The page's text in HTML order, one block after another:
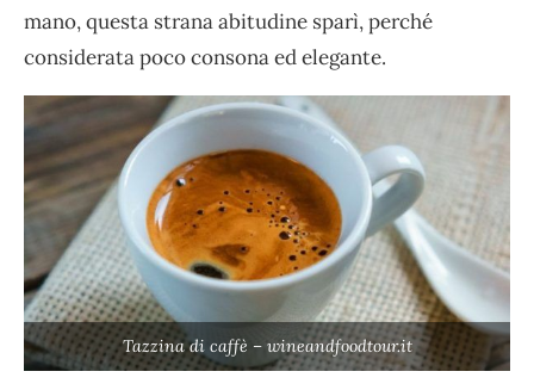
mano, questa strana abitudine sparì, perché
considerata poco consona ed elegante.
Tazzina di caffè – wineandfoodtour.it